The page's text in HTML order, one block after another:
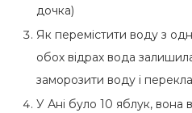
дочка)
Як перемістити воду з
обох відрах вода
заморозити воду і
У Ані було 10 яблук, вона